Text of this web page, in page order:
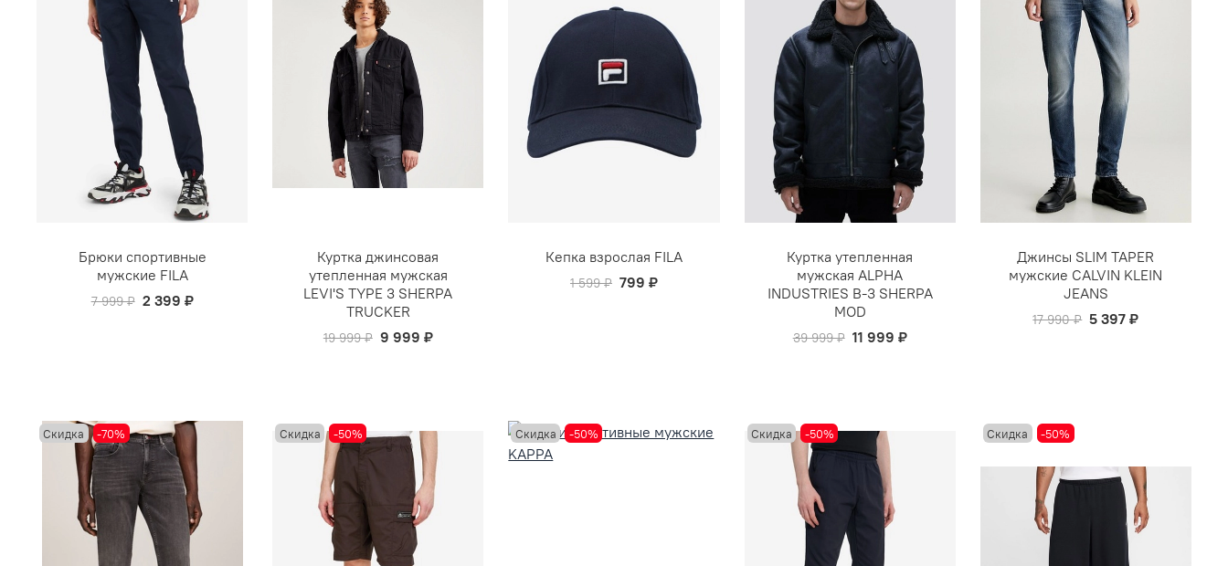
Брюки спортивные
мужские FILA
7 999 ₽ 2 399 ₽
Куртка джинсовая
утепленная мужская
LEVI'S TYPE 3 SHERPA
TRUCKER
19 999 ₽ 9 999 ₽
Кепка взрослая FILA
1 599 ₽ 799 ₽
Куртка утепленная
мужская ALPHA
INDUSTRIES B-3 SHERPA
MOD
39 999 ₽ 11 999 ₽
Джинсы SLIM TAPER
мужские CALVIN KLEIN
JEANS
17 990 ₽ 5 397 ₽
Скидка -70% Скидка -50% Скидка -50% Скидка -50% Скидка -50%